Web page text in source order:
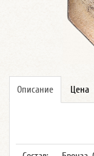
Описание Цена